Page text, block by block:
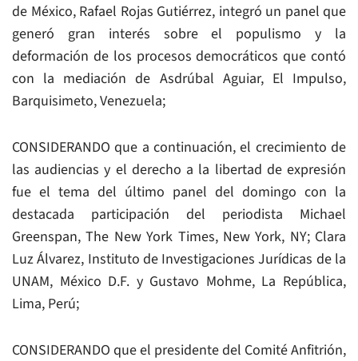
de México, Rafael Rojas Gutiérrez, integró un panel que
generó gran interés sobre el populismo y la
deformación de los procesos democráticos que contó
con la mediación de Asdrúbal Aguiar, El Impulso,
Barquisimeto, Venezuela;
CONSIDERANDO que a continuación, el crecimiento de
las audiencias y el derecho a la libertad de expresión
fue el tema del último panel del domingo con la
destacada participación del periodista Michael
Greenspan, The New York Times, New York, NY; Clara
Luz Álvarez, Instituto de Investigaciones Jurídicas de la
UNAM, México D.F. y Gustavo Mohme, La República,
Lima, Perú;
CONSIDERANDO que el presidente del Comité Anfitrión,